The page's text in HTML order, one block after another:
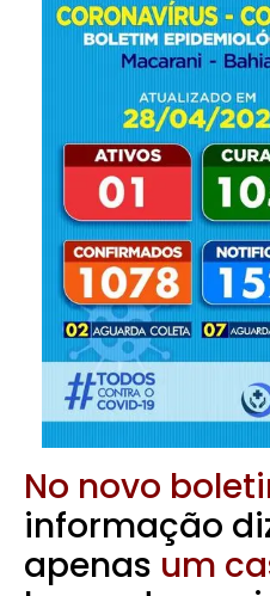
No novo
informação
apenas um